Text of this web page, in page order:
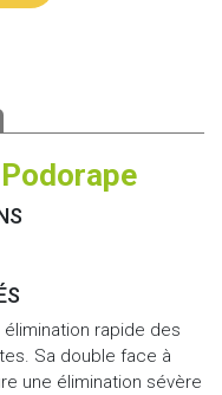
rapide des
Sa double face à
une élimination sévère